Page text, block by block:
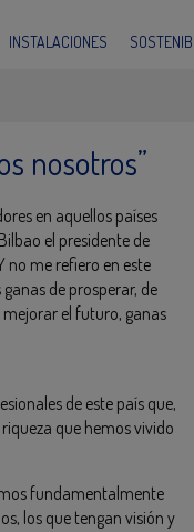
INSTALACIONES
nosotros”
en aquellos países
el presidente de
no me refiero en este
de prosperar, de
mejorar el futuro, ganas
de este país que,
que hemos vivido
fundamentalmente
los que tengan visión y